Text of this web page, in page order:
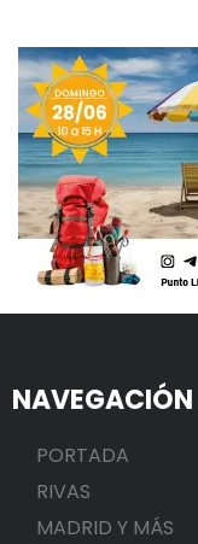
NAVEGACIÓN
PORTADA
RIVAS
MADRID Y MÁS